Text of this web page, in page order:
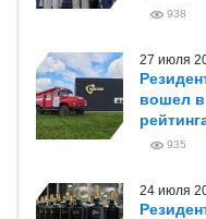
938
27 июля
вошел в
935
24 июля